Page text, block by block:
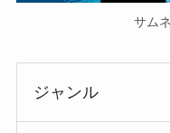
サム
ジャンル